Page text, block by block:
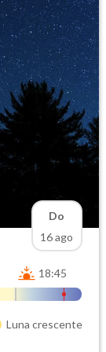
Do
16 ago
18:45
Luna crescente